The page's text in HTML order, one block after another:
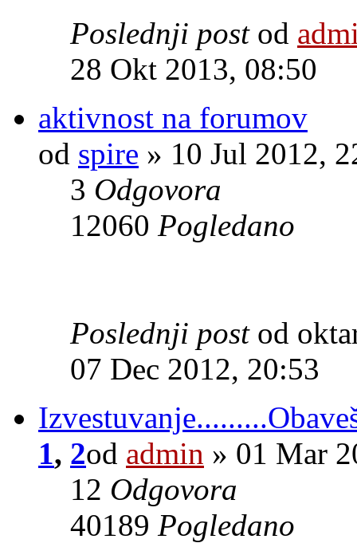
Poslednji post od
28 Okt 2013, 08:50
aktivnost na forumov
od spire » 10 Jul 2012,
3 Odgovora
12060 Pogledano
Poslednji post od
07 Dec 2012, 20:53
1, 2od admin » 01 Mar
12 Odgovora
40189 Pogledano